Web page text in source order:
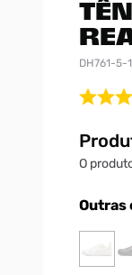
DH761-5-
O
Outras